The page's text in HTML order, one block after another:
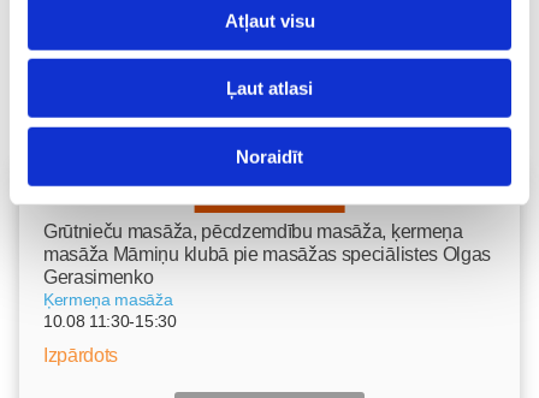
Atļaut visu
Ļaut atlasi
Noraidīt
Vecāku skola
Grūtnieču masāža, pēcdzemdību masāža, ķermeņa
masāža Māmiņu klubā pie masāžas speciālistes Olgas
Gerasimenko
Ķermeņa masāža
10.08 11:30-15:30
Izpārdots